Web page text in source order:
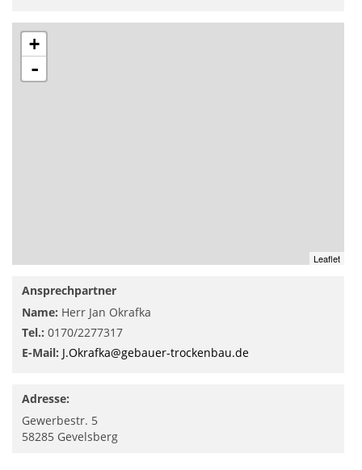
+
-
Leaflet
Ansprechpartner
Name: Herr Jan Okrafka
Tel.: 0170/2277317
E-Mail: J.Okrafka@gebauer-trockenbau.de
Adresse:
Gewerbestr. 5
58285 Gevelsberg